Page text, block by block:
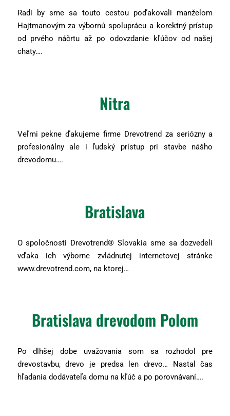
Radi by sme sa touto cestou poďakovali manželom
Hajtmanovým za výbornú spoluprácu a korektný prístup
od prvého náčrtu až po odovzdanie kľúčov od našej
chaty….
Nitra
Veľmi pekne ďakujeme firme Drevotrend za seriózny a
profesionálny ale i ľudský prístup pri stavbe nášho
drevodomu….
Bratislava
O spoločnosti Drevotrend® Slovakia sme sa dozvedeli
vďaka ich výborne zvládnutej internetovej stránke
www.drevotrend.com, na ktorej…
Bratislava drevodom Polom
Po dlhšej dobe uvažovania som sa rozhodol pre
drevostavbu, drevo je predsa len drevo… Nastal čas
hľadania dodávateľa domu na kľúč a po porovnávaní….